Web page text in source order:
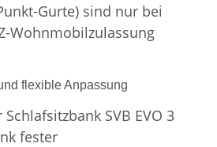
Gurte) sind nur bei
Wohnmobilzulassung
flexible Anpassung
SVB EVO 3
fester